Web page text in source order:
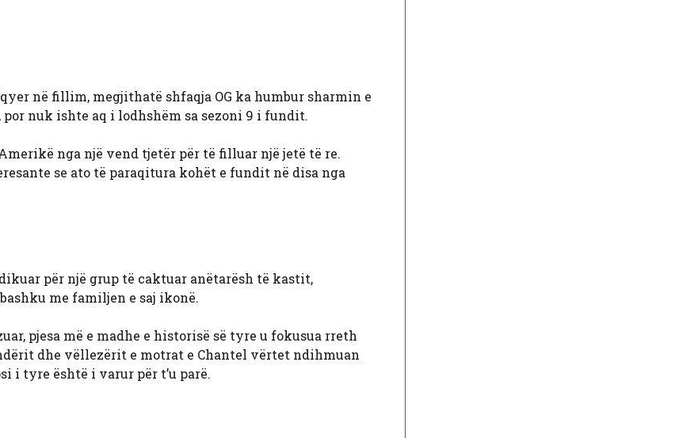
në fillim, megjithatë shfaqja OG ka humbur sharmin e
nuk ishte aq i lodhshëm sa sezoni 9 i fundit.
nga një vend tjetër për të filluar një jetë të re.
se ato të paraqitura kohët e fundit në disa nga
për një grup të caktuar anëtarësh të kastit,
me familjen e saj ikonë.
pjesa më e madhe e historisë së tyre u fokusua rreth
dhe vëllezërit e motrat e Chantel vërtet ndihmuan
i tyre është i varur për t’u parë.